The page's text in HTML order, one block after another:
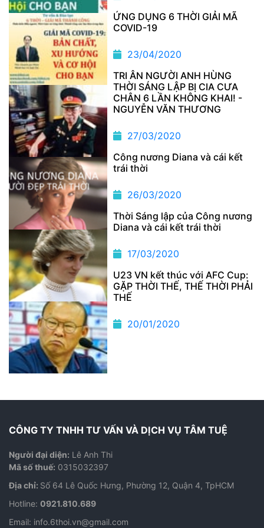
ỨNG DỤNG 6 THỜI GIẢI MÃ
COVID-19
23/04/2020
TRI ÂN NGƯỜI ANH HÙNG
THỜI SÁNG LẬP BỊ CIA CƯA
CHÂN 6 LẦN KHÔNG KHAI! -
NGUYỄN VĂN THƯƠNG
27/03/2020
Công nương Diana và cái kết
trái thời
26/03/2020
Thời Sáng lập của Công nương
Diana và cái kết trái thời
17/03/2020
U23 VN kết thúc với AFC Cup:
GẶP THỜI THẾ, THẾ THỜI PHẢI
THẾ
20/01/2020
CÔNG TY TNHH TƯ VẤN VÀ DỊCH VỤ TÂM TUỆ
Người đại diện: Lê Anh Thi
Mã số thuế: 0315032397
Địa chỉ: Số 64 Lê Quốc Hưng, Phường 12, Quận 4, TpHCM
Hotline: 0921.810.689
Email: info.6thoi.vn@gmail.com